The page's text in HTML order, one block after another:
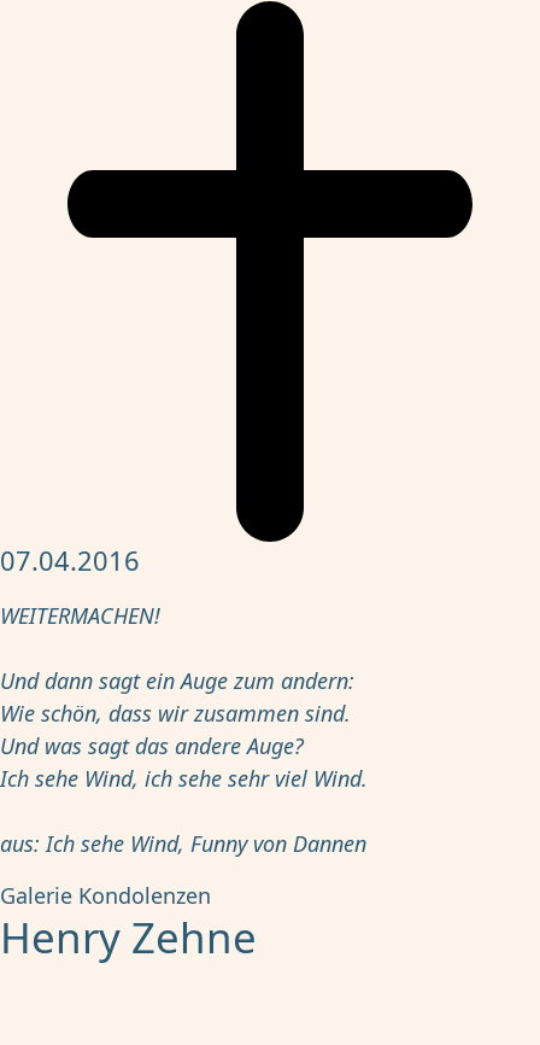
07.04.2016
WEITERMACHEN!
Und dann sagt ein Auge zum andern:
Wie schön, dass wir zusammen sind.
Und was sagt das andere Auge?
Ich sehe Wind, ich sehe sehr viel Wind.
aus: Ich sehe Wind, Funny von Dannen
Galerie Kondolenzen
Henry Zehne